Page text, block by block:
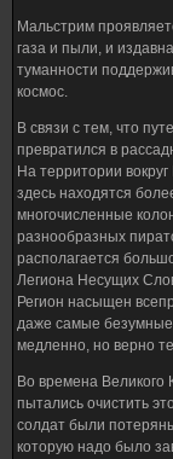
Мальстрим
газа и пыли, и
туманности
космос.
В связи с тем, что
превратился в
На территории
здесь находятся
многочисленные
разнообразных
располагается
Легиона Несущих
Регион насыщен
даже самые безумные
медленно, но верно
Во времена Великого
пытались очистить
солдат были
которую надо было